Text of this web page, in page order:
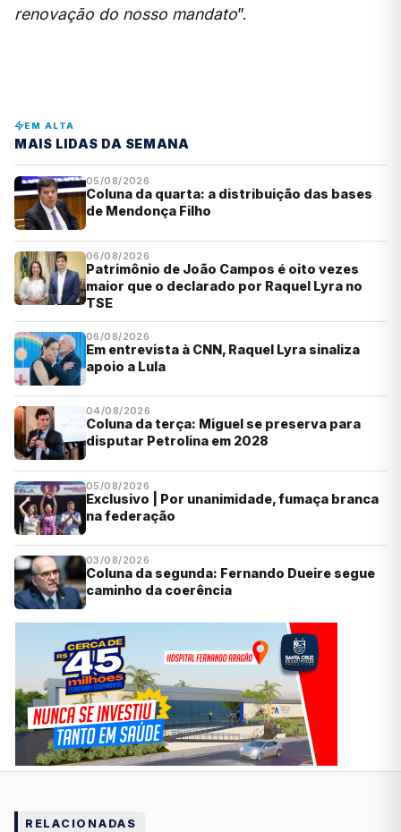
renovação do nosso mandato”.
EM ALTA
MAIS LIDAS DA SEMANA
05/08/2026
Coluna da quarta: a distribuição das bases
de Mendonça Filho
06/08/2026
Patrimônio de João Campos é oito vezes
maior que o declarado por Raquel Lyra no
TSE
06/08/2026
Em entrevista à CNN, Raquel Lyra sinaliza
apoio a Lula
04/08/2026
Coluna da terça: Miguel se preserva para
disputar Petrolina em 2028
05/08/2026
Exclusivo | Por unanimidade, fumaça branca
na federação
03/08/2026
Coluna da segunda: Fernando Dueire segue
caminho da coerência
RELACIONADAS